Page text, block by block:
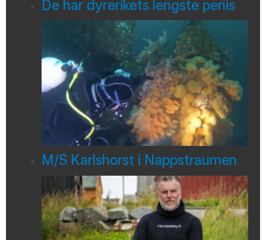
De har dyrerikets lengste penis
M/S Karlshorst i Nappstraumen